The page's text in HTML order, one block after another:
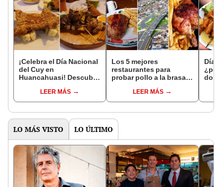
¡Celebra el Día Nacional
del Cuy en
Huancahuasi! Descubre
con esta carne
LEER MÁS
Los 5 mejores
restaurantes para
probar pollo a la brasa
según Google Maps
LEER MÁS
Día
¿por
LO MÁS VISTO LO ÚLTIMO